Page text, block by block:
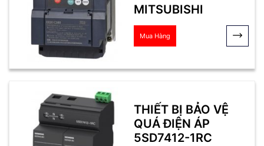
MITSUBISHI
Mua Hàng
THIẾT BỊ BẢO VỆ
QUÁ ĐIỆN ÁP
5SD7412-1RC